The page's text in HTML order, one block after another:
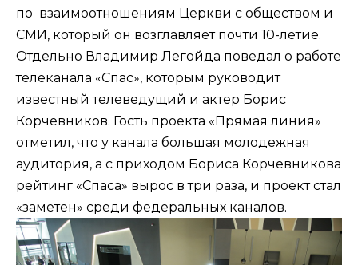
по взаимоотношениям Церкви с обществом и
СМИ, который он возглавляет почти 10-летие.
Отдельно Владимир Легойда поведал о работе
телеканала «Спас», которым руководит
известный телеведущий и актер Борис
Корчевников. Гость проекта «Прямая линия»
отметил, что у канала большая молодежная
аудитория, а с приходом Бориса Корчевникова
рейтинг «Спаса» вырос в три раза, и проект стал
«заметен» среди федеральных каналов.